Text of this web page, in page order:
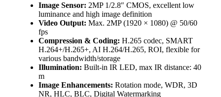
Image Sensor: 2MP 1/2.8″ CMOS, excellent low
luminance and high image definition
Video Output: Max. 2MP (1920 × 1080) @ 50/60
fps
Compression & Coding: H.265 codec, SMART
H.264+/H.265+, AI H.264/H.265, ROI, flexible for
various bandwidth/storage
Illumination: Built-in IR LED, max IR distance: 40
m
Image Enhancements: Rotation mode, WDR, 3D
NR, HLC, BLC, Digital Watermarking